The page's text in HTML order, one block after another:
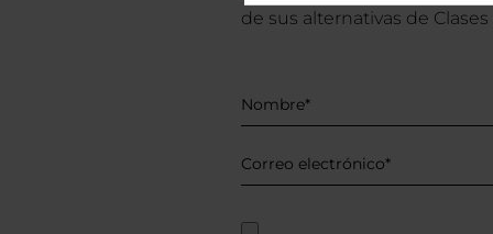
de sus alternativas de